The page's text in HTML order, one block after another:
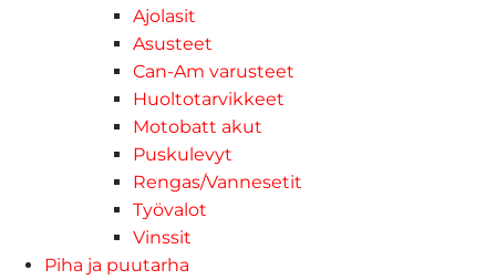
Ajolasit
Asusteet
Can-Am varusteet
Huoltotarvikkeet
Motobatt akut
Puskulevyt
Rengas/Vannesetit
Työvalot
Vinssit
Piha ja puutarha